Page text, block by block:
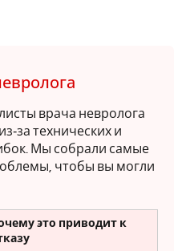
врача невролога
технических и
Мы собрали самые
чтобы вы могли
это приводит к